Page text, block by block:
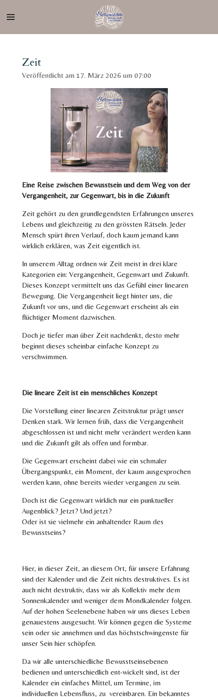
Hauptinhalt
Zeit
Veröffentlicht am 17. März 2026 um 07:00
Eine Reise zwischen Bewusstsein und dem Weg von der
Vergangenheit, zur Gegenwart, bis in die Zukunft
Zeit gehört zu den grundlegendsten Erfahrungen unseres
Lebens und gleichzeitig zu den grössten Rätseln. Jeder
Mensch spürt ihren Verlauf, doch kaum jemand kann
wirklich erklären, was Zeit eigentlich ist.
In unserem Alltag ordnen wir Zeit meist in drei klare
Kategorien ein: Vergangenheit, Gegenwart und Zukunft.
Dieses Konzept vermittelt uns das Gefühl einer linearen
Bewegung. Die Vergangenheit liegt hinter uns, die
Zukunft vor uns, und die Gegenwart erscheint als ein
flüchtiger Moment dazwischen.
Doch je tiefer man über Zeit nachdenkt, desto mehr
beginnt dieses scheinbar einfache Konzept zu
verschwimmen.
Die lineare Zeit ist ein menschliches Konzept
Die Vorstellung einer linearen Zeitstruktur prägt unser
Denken stark. Wir lernen früh, dass die Vergangenheit
abgeschlossen ist und nicht mehr verändert werden kann
und die Zukunft gilt als offen und formbar.
Die Gegenwart erscheint dabei wie ein schmaler
Übergangspunkt, ein Moment, der kaum ausgesprochen
werden kann, ohne bereits wieder vergangen zu sein.
Doch ist die Gegenwart wirklich nur ein punktueller
Augenblick? Jetzt? Und jetzt?
Oder ist sie vielmehr ein anhaltender Raum des
Bewusstseins?
Hier, in dieser Zeit, an diesem Ort, für unsere Erfahrung
sind der Kalender und die Zeit nichts destruktives. Es ist
auch nicht destruktiv, dass wir als Kollektiv mehr dem
Sonnenkalender und weniger dem Mondkalender folgen.
Auf der hohen Seelenebene haben wir uns dieses Leben
genauestens ausgesucht. Wir können gegen die Systeme
sein oder sie annehmen und das höchstschwingenste für
unser Sein hier schöpfen.
Da wir alle unterschiedliche Bewusstseinsebenen
bedienen und unterschiedlich ent-wickelt sind, ist der
Kalender ein einfaches Mittel, um Termine, im
individuellen Lebensfluss, zu vereinbaren. Ein bekanntes